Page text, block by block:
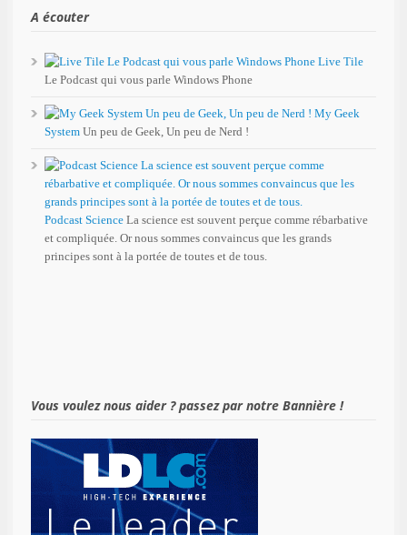
A écouter
Live Tile
Le Podcast qui vous parle Windows Phone
My Geek
System Un peu de Geek, Un peu de Nerd !
Podcast Science La science est souvent perçue comme rébarbative
et compliquée. Or nous sommes convaincus que les grands
principes sont à la portée de toutes et de tous.
Vous voulez nous aider ? passez par notre Bannière !